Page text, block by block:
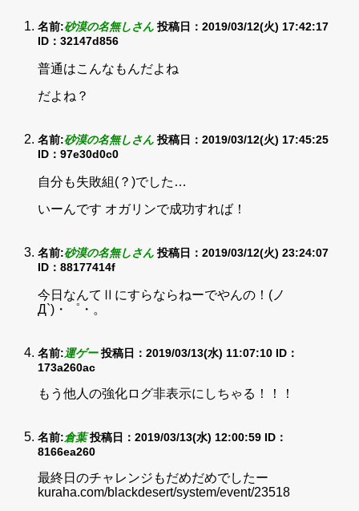
名前:砂漠の名無しさん 投稿日：2019/03/12(火) 17:42:17
ID：32147d856
普通はこんなもんだよね
だよね？
名前:砂漠の名無しさん 投稿日：2019/03/12(火) 17:45:25
ID：97e30d0c0
自分も失敗組(？)でした…
いーんです オガリンで成功すれば！
名前:砂漠の名無しさん 投稿日：2019/03/12(火) 23:24:07
ID：88177414f
今日なんてⅡにすらならねーでやんの！(ノ
Д`)・゜・。
名前:運ゲー 投稿日：2019/03/13(水) 11:07:10 ID：
173a260ac
もう他人の強化ログ非表示にしちゃる！！！
名前:倉葉 投稿日：2019/03/13(水) 12:00:59 ID：
8166ea260
最終日のチャレンジもだめだめでしたー
kuraha.com/blackdesert/system/event/23518